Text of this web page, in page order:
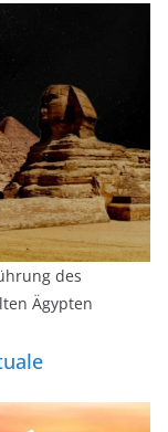
des
Ägypten